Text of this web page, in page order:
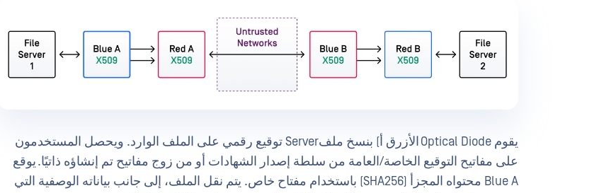
يقوم Optical Diode الأزرق أ) بنسخ ملفServer توقيع رقمي على الملف الوارد. ويحصل المستخدمون
على مفاتيح التوقيع الخاصة/العامة من سلطة إصدار الشهادات أو من زوج مفاتيح تم إنشاؤه ذاتيًا. يوقع
Blue A محتواه المجزأ (SHA256) باستخدام مفتاح خاص. يتم نقل الملف، إلى جانب بياناته الوصفية التي